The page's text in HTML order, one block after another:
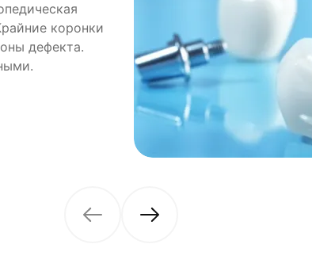
коронки
дефекта.
вмешательств,
собственной